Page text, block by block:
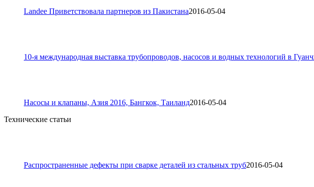
Landee Приветствовала партнеров из Пакистана2016-05-04
10-я международная выставка трубопроводов, насосов и водных технологий в
Насосы и клапаны, Азия 2016, Бангкок, Таиланд2016-05-04
Технические статьи
Распространенные дефекты при сварке деталей из стальных труб2016-05-04